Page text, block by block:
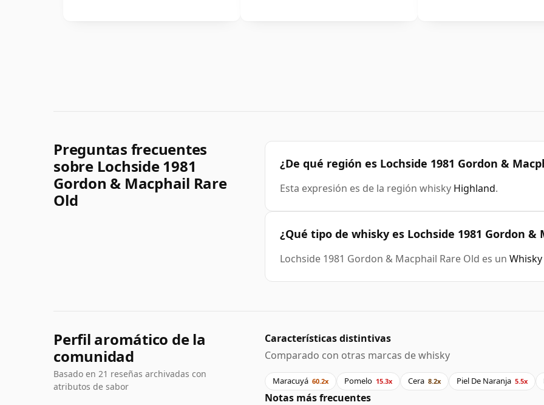
Preguntas frecuentes
sobre Lochside 1981
Gordon & Macphail Rare
Old
¿De qué región es Lochside 1981 Gordon &
Esta expresión es de la región whisky Highland.
¿Qué tipo de whisky es Lochside 1981 Gordon &
Lochside 1981 Gordon & Macphail Rare Old es un
Perfil aromático de la
comunidad
Basado en 21 reseñas archivadas con
atributos de sabor
Características distintivas
Comparado con otras marcas de whisky
Maracuyá 60.2x Pomelo 15.3x Cera 8.2x Piel De Naranja 5.5x
Notas más frecuentes